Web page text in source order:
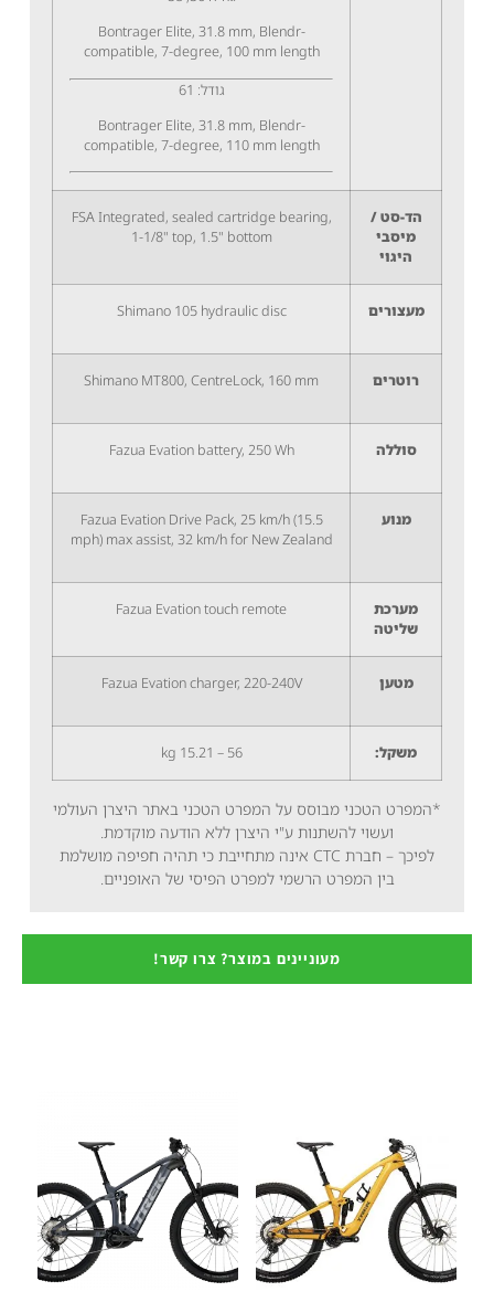
Bontrager Elite, 31.8 mm, Blendr-
compatible, 7-degree, 100 mm length
גודל: 61
Bontrager Elite, 31.8 mm, Blendr-
compatible, 7-degree, 110 mm length
הד-סט /
מיסבי
היגוי
FSA Integrated, sealed cartridge bearing,
1-1/8" top, 1.5" bottom
מעצורים Shimano 105 hydraulic disc
רוטרים Shimano MT800, CentreLock, 160 mm
סוללה Fazua Evation battery, 250 Wh
מנוע
Fazua Evation Drive Pack, 25 km/h (15.5
mph) max assist, 32 km/h for New Zealand
מערכת
שליטה
Fazua Evation touch remote
מטען Fazua Evation charger, 220-240V
משקל: 56 – 15.21 kg
*המפרט הטכני מבוסס על המפרט הטכני באתר היצרן העולמי
ועשוי להשתנות ע"י היצרן ללא הודעה מוקדמת.
לפיכך – חברת CTC אינה מתחייבת כי תהיה חפיפה מושלמת
בין המפרט הרשמי למפרט הפיסי של האופניים.
מעוניינים במוצר? צרו קשר!